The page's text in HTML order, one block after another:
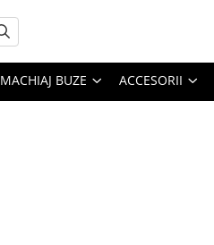
MACHIAJ BUZE ACCESORII